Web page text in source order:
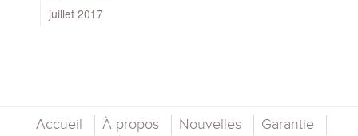
juillet 2017
Accueil À propos Nouvelles
Garantie